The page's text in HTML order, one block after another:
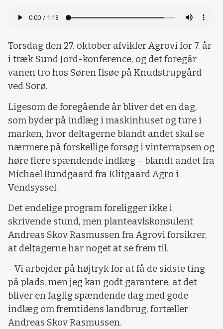
Torsdag den 27. oktober afvikler Agrovi for 7. år
i træk Sund Jord-konference, og det foregår
vanen tro hos Søren Ilsøe på Knudstrupgård
ved Sorø.
Ligesom de foregående år bliver det en dag,
som byder på indlæg i maskinhuset og ture i
marken, hvor deltagerne blandt andet skal se
nærmere på forskellige forsøg i vinterrapsen og
høre flere spændende indlæg – blandt andet fra
Michael Bundgaard fra Klitgaard Agro i
Vendsyssel.
Det endelige program foreligger ikke i
skrivende stund, men planteavlskonsulent
Andreas Skov Rasmussen fra Agrovi forsikrer,
at deltagerne har noget at se frem til.
- Vi arbejder på højtryk for at få de sidste ting
på plads, men jeg kan godt garantere, at det
bliver en faglig spændende dag med gode
indlæg om fremtidens landbrug, fortæller
Andreas Skov Rasmussen.